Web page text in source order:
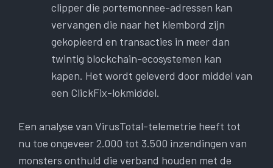
clipper die portemonnee-adressen kan
vervangen die naar het klembord zijn
gekopieerd en transacties in meer dan
twintig blockchain-ecosystemen kan
kapen. Het wordt geleverd door middel van
een ClickFix-lokmiddel.
Een analyse van VirusTotal-telemetrie heeft tot
nu toe ongeveer 2.000 tot 3.500 inzendingen van
monsters onthuld die verband houden met de